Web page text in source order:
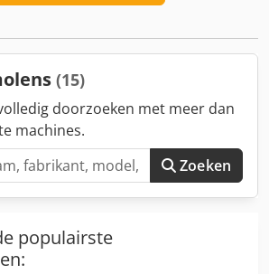
(15)
doorzoeken met meer dan
machines.
Zoeken
populairste